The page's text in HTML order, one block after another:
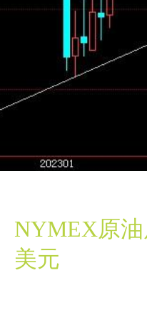
NYMEX原油
美元